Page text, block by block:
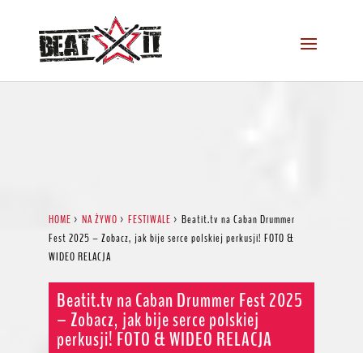
HOME > NA ŻYWO > FESTIWALE > Beatit.tv na Caban Drummer
Fest 2025 – Zobacz, jak bije serce polskiej perkusji! FOTO &
WIDEO RELACJA
Beatit.tv na Caban Drummer Fest 2025
– Zobacz, jak bije serce polskiej
perkusji! FOTO & WIDEO RELACJA